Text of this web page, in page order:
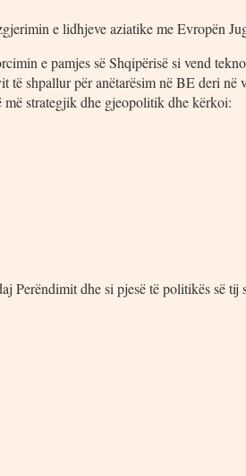
e lidhjeve aziatike me Evropën
e pamjes së Shqipërisë si vend
të shpallur për anëtarësim në BE deri në
strategjik dhe gjeopolitik dhe kërkoi:
Perëndimit dhe si pjesë të politikës së tij